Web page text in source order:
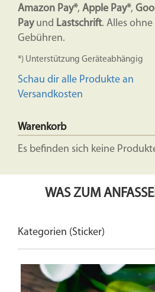
Amazon Pay*, Apple Pay*,
Payund Lastschrift. Alles
Gebühren.
*) Unterstützung Geräteabhängig
Schau dir alle Produkte an
Versandkosten
Warenkorb
Es befinden sich keine
WAS ZUM
Kategorien (Sticker)